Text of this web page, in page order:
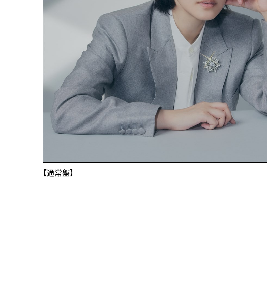
【通常盤】